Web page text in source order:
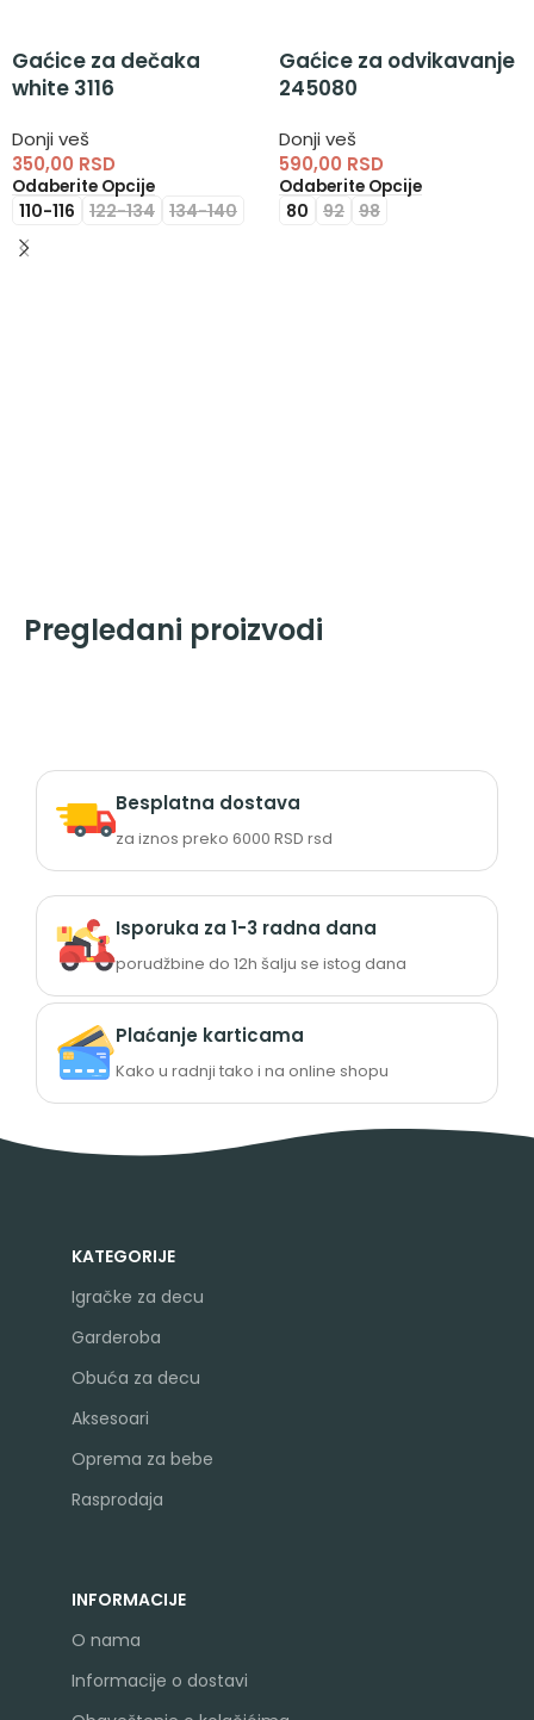
Gaćice za dečaka
white 3116
Donji veš
350,00 RSD
Odaberite Opcije
110-116 122-134 134-140
Gaćice za odvikavanje
245080
Donji veš
590,00 RSD
Odaberite Opcije
80 92 98
Pregledani proizvodi
Besplatna dostava
za iznos preko 6000 RSD rsd
Isporuka za 1-3 radna dana
porudžbine do 12h šalju se istog dana
Plaćanje karticama
Kako u radnji tako i na online shopu
KATEGORIJE
Igračke za decu
Garderoba
Obuća za decu
Aksesoari
Oprema za bebe
Rasprodaja
INFORMACIJE
O nama
Informacije o dostavi